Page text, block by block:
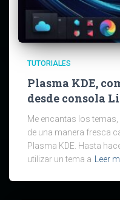
TUTORIALES
Plasma KDE,
desde consola
Me encantas los
de una manera fresca
Plasma KDE. Hasta
utilizar un tema a
Leer